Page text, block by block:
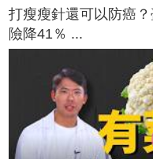
打瘦瘦針還可以防癌
險降41％ ...